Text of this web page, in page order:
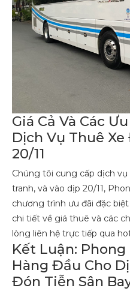
Giá Cả Và Các
Dịch Vụ Thuê
20/11
Chúng tôi cung cấp dịch
tranh, và vào dịp 20/11,
chương trình ưu đãi đặc
chi tiết về giá thuê và các
lòng liên hệ trực tiếp qua
Kết Luận: Phong
Hàng Đầu Cho
Đón Tiễn Sân